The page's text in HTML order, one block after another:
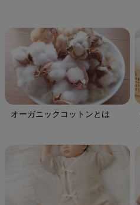
オーガニックコットンとは